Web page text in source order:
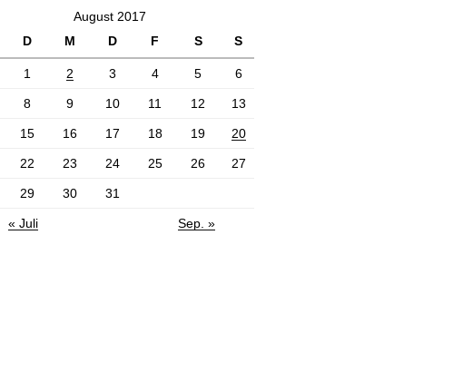
August 2017
D M D F S S
1 2 3 4 5 6
8 9 10 11 12 13
15 16 17 18 19 20
22 23 24 25 26 27
29 30 31
« Juli Sep. »